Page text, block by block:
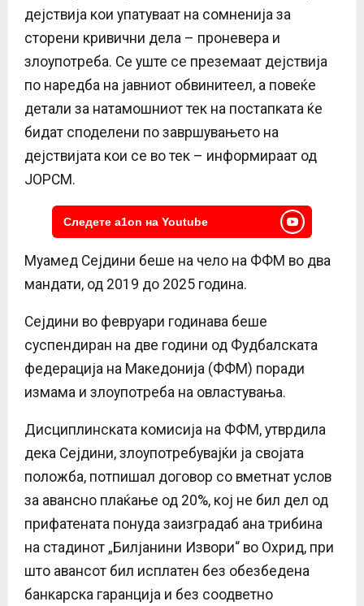
дејствија кои упатуваат на сомненија за
сторени кривични дела – проневера и
злоупотреба. Се уште се преземаат дејствија
по наредба на јавниот обвинитеел, а повеќе
детали за натамошниот тек на постапката ќе
бидат споделени по завршувањето на
дејствијата кои се во тек – информираат од
ЈОРСМ.
Следете a1on на Youtube
Муамед Сејдини беше на чело на ФФМ во два
мандати, од 2019 до 2025 година.
Сејдини во февруари годинава беше
суспендиран на две години од Фудбалската
федерација на Македонија (ФФМ) поради
измама и злоупотреба на овластувања.
Дисциплинската комисија на ФФМ, утврдила
дека Сејдини, злоупотребувајќи ја својата
положба, потпишал договор со вметнат услов
за авансно плаќање од 20%, кој не бил дел од
прифатената понуда заизградаб ана трибина
на стадинот „Билјанини Извори“ во Охрид, при
што авансот бил исплатен без обезбедена
банкарска гаранција и без соодветно